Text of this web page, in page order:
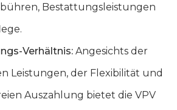
Bestattungsleistungen
Verhältnis: Angesichts der
Leistungen, der Flexibilität und
Auszahlung bietet die VPV